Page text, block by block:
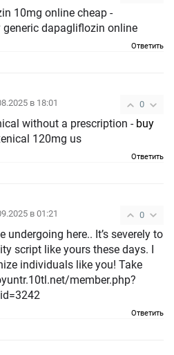
10mg online cheap -
generic dapagliflozin online
Ответить
0
в 18:01
without a prescription - buy
120mg us
Ответить
0
в 01:21
undergoing here.. It’s severely to
script like yours these days. I
individuals like you! Take
member.php?
Ответить